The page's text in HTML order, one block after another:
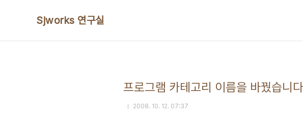
Sjworks 연구실
프로그램 카테고리 이름을 바꿨습니
2008. 10. 12. 07:37